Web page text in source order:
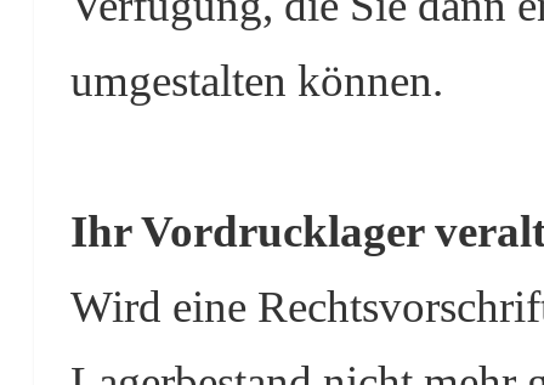
umgestalten können.
Ihr Vordrucklager
Wird eine